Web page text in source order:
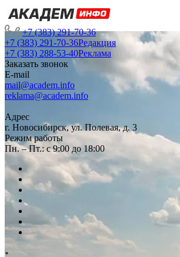
+7 (383) 291-70-36
+7 (383) 291-70-36Редакция
+7 (383) 288-53-40Реклама
Заказать звонок
E-mail
mail@academ.info
reklama@academ.info
Адрес
г. Новосибирск, ул. Полевая, д. 3
Режим работы
Пн. – Пт.: с 9:00 до 18:00